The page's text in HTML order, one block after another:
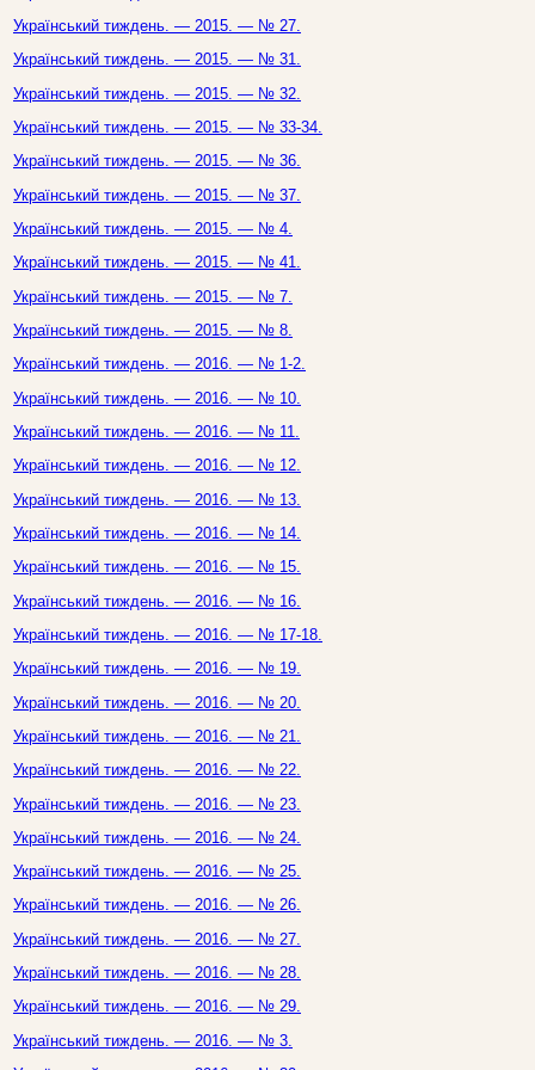
Український тиждень. — 2015. — № 27.
Український тиждень. — 2015. — № 31.
Український тиждень. — 2015. — № 32.
Український тиждень. — 2015. — № 33-34.
Український тиждень. — 2015. — № 36.
Український тиждень. — 2015. — № 37.
Український тиждень. — 2015. — № 4.
Український тиждень. — 2015. — № 41.
Український тиждень. — 2015. — № 7.
Український тиждень. — 2015. — № 8.
Український тиждень. — 2016. — № 1-2.
Український тиждень. — 2016. — № 10.
Український тиждень. — 2016. — № 11.
Український тиждень. — 2016. — № 12.
Український тиждень. — 2016. — № 13.
Український тиждень. — 2016. — № 14.
Український тиждень. — 2016. — № 15.
Український тиждень. — 2016. — № 16.
Український тиждень. — 2016. — № 17-18.
Український тиждень. — 2016. — № 19.
Український тиждень. — 2016. — № 20.
Український тиждень. — 2016. — № 21.
Український тиждень. — 2016. — № 22.
Український тиждень. — 2016. — № 23.
Український тиждень. — 2016. — № 24.
Український тиждень. — 2016. — № 25.
Український тиждень. — 2016. — № 26.
Український тиждень. — 2016. — № 27.
Український тиждень. — 2016. — № 28.
Український тиждень. — 2016. — № 29.
Український тиждень. — 2016. — № 3.